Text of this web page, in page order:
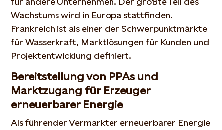
Wachstums wird in Europa stattfinden.
Frankreich ist als einer der Schwerpunktmärkte
für Wasserkraft, Marktlösungen für Kunden und
Projektentwicklung definiert.
Bereitstellung von PPAs und
Marktzugang für Erzeuger
erneuerbarer Energie
Als führender Vermarkter erneuerbarer Energie